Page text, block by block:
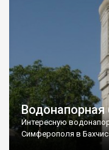
Интересную
Симферополя в